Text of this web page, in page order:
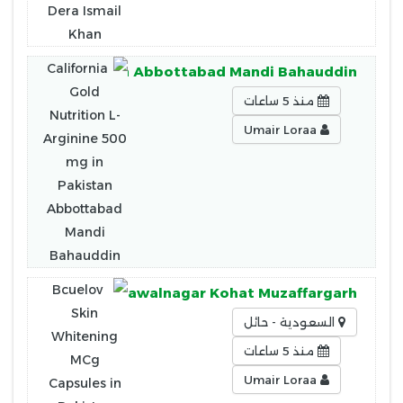
mg in Pakistan Abbottabad Mandi Bahauddin
منذ 5 ساعات
in Pakistan Bahawalnagar Kohat Muzaffargarh
السعودية - حائل
منذ 5 ساعات